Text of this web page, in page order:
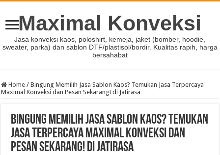
Maximal Konveksi
Jasa konveksi kaos, poloshirt, kemeja, jaket (bomber, hoodie,
sweater, parka) dan sablon DTF/plastisol/bordir. Kualitas rapih, harga
bersahabat
Home / Bingung Memilih Jasa Sablon Kaos? Temukan Jasa Terpercaya
Maximal Konveksi dan Pesan Sekarang! di Jatirasa
Bingung Memilih Jasa Sablon Kaos? Temukan
Jasa Terpercaya Maximal Konveksi dan
Pesan Sekarang! di Jatirasa